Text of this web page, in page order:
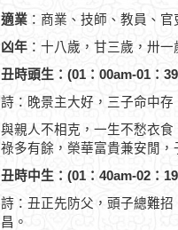
適業 ：商業、技師、教員、
凶年 ：十八歲，甘三歲，卅
丑時頭生：(01：00am-01：
詩：晚景主大好，三子命中
與親人不相克，一生不愁衣
祿多有餘，榮華富貴兼安閒
丑時中生：(01：40am-02：
詩：丑正先防父，頭子總難
昌。